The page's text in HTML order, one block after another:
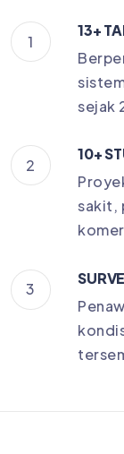
1
13+
sejak
2
10+
sakit,
3